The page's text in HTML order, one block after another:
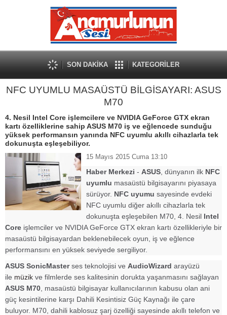
SON DAKİKA KATEGORİLER
NFC UYUMLU MASAÜSTÜ BİLGİSAYARI: ASUS
M70
4. Nesil Intel Core işlemcilere ve NVIDIA GeForce GTX ekran
kartı özelliklerine sahip ASUS M70 iş ve eğlencede sunduğu
yüksek performansın yanında NFC uyumlu akıllı cihazlarla tek
dokunuşta eşleşebiliyor.
15 Mayıs 2015 Cuma 13:10
Haber Merkezi - ASUS , dünyanın ilk NFC
uyumlu masaüstü bilgisayarını piyasaya
sürüyor. NFC uyumu sayesinde evdeki
NFC uyumlu diğer akıllı cihazlarla tek
dokunuşta eşleşebilen M70, 4. Nesil Intel
Core işlemciler ve NVIDIA GeForce GTX ekran kartı özellikleriyle bir
masaüstü bilgisayardan beklenebilecek oyun, iş ve eğlence
performansını en yüksek seviyede sergiliyor.
ASUS SonicMasterses teknolojisi ve AudioWizard arayüzü
ile müzik ve filmlerde ses kalitesinin dorukta yaşanmasını sağlayan
ASUS M70 , masaüstü bilgisayar kullanıcılarının kabusu olan ani
güç kesintilerine karşı Dahili Kesintisiz Güç Kaynağı ile çare
buluyor. M70, dahili kablosuz şarj özelliği sayesinde akıllı telefon ve